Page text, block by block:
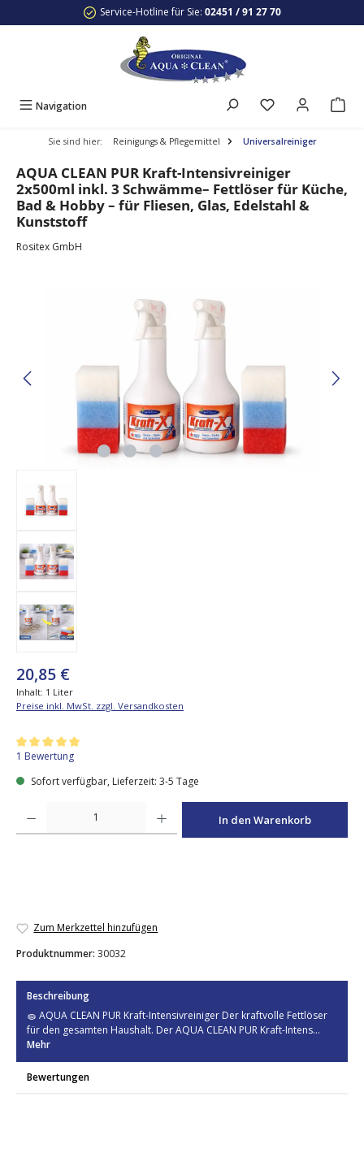
Zum Hauptinhalt springenService-Hotline für Sie: 02451 / 91 27 70
Navigation
Sie sind hier: Reinigungs & Pflegemittel Universalreiniger
AQUA CLEAN PUR Kraft-Intensivreiniger
2x500ml inkl. 3 Schwämme– Fettlöser für Küche,
Bad & Hobby – für Fliesen, Glas, Edelstahl &
Kunststoff
Rositex GmbH
20,85 €
Inhalt: 1 Liter
Preise inkl. MwSt. zzgl. Versandkosten
Durchschnittliche Bewertung von 5 von 5 Sternen
1 Bewertung
Sofort verfügbar, Lieferzeit: 3-5 Tage
In den Warenkorb
Zum Merkzettel hinzufügen
Produktnummer: 30032
Beschreibung
🧽 AQUA CLEAN PUR Kraft-Intensivreiniger Der kraftvolle Fettlöser
für den gesamten Haushalt. Der AQUA CLEAN PUR Kraft-Intens…
Mehr
Bewertungen